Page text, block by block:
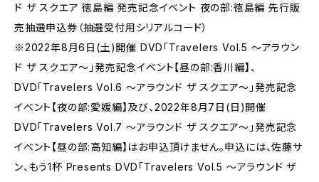
ド ザ スクエア 徳島編 発売記念イベント 夜の部:徳島編 先行販
売抽選申込券（抽選受付用シリアルコード）
※2022年8月6日(土)開催 DVD「Travelers Vol.5 ～アラウン
ド ザ スクエア～」発売記念イベント【昼の部:香川編】、
DVD「Travelers Vol.6 ～アラウンド ザ スクエア～」発売記念
イベント【夜の部:愛媛編】及び、2022年8月7日(日)開催
DVD「Travelers Vol.7 ～アラウンド ザ スクエア～」発売記念
イベント【昼の部:高知編】はお申込頂けません。申込には、佐藤サ
ン、もう1杯 Presents DVD「Travelers Vol.5 ～アラウンド ザ